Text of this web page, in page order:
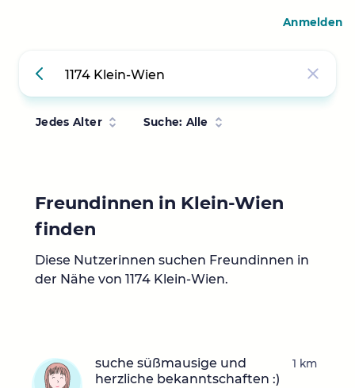
Jedes Alter Suche: Alle
Freundinnen in Klein-Wien
finden
Diese Nutzerinnen suchen Freundinnen in
der Nähe von 1174 Klein-Wien.
suche süßmausige und
herzliche bekanntschaften :)
1 km
Anmelden